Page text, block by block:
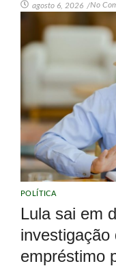
agosto 6, 2026 /No
POLÍTICA
Lula sai em
empréstimo